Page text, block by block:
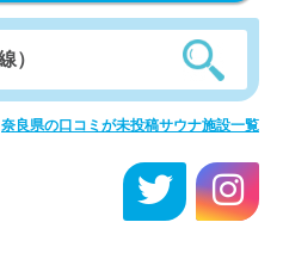
奈良県の口コミが未投稿サウナ施設一覧